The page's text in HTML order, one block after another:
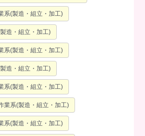
系(製造・組立・加工)
造・組立・加工)
系(製造・組立・加工)
造・組立・加工)
系(製造・組立・加工)
業系(製造・組立・加工)
系(製造・組立・加工)